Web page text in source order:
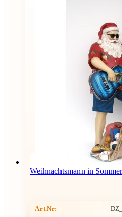
Weihnachtsmann in
Art.Nr: